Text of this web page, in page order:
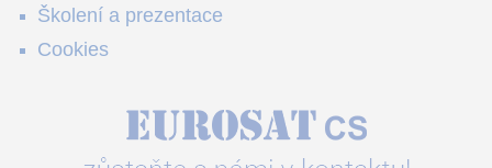
Školení a prezentace
Cookies